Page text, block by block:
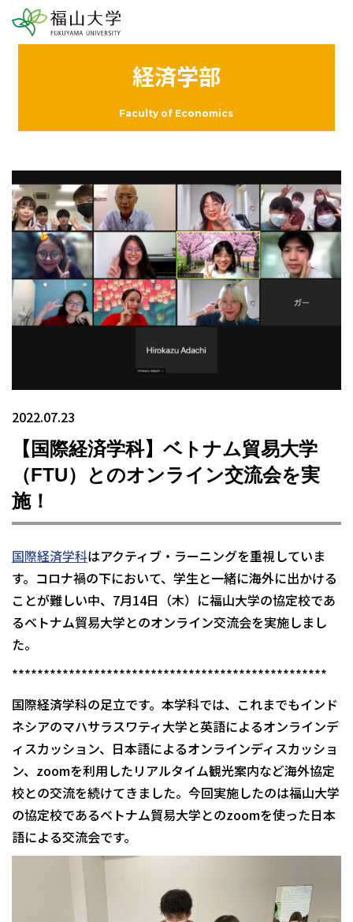
経済学部
Faculty of Economics
2022.07.23
【国際経済学科】ベトナム貿易大学
（FTU）とのオンライン交流会を実
施！
国際経済学科はアクティブ・ラーニングを重視していま
す。コロナ禍の下において、学生と一緒に海外に出かける
ことが難しい中、7月14日（木）に福山大学の協定校であ
るベトナム貿易大学とのオンライン交流会を実施しまし
た。
**************************************************
国際経済学科の足立です。本学科では、これまでもインド
ネシアのマハサラスワティ大学と英語によるオンラインデ
ィスカッション、日本語によるオンラインディスカッショ
ン、zoomを利用したリアルタイム観光案内など海外協定
校との交流を続けてきました。今回実施したのは福山大学
の協定校であるベトナム貿易大学とのzoomを使った日本
語による交流会です。